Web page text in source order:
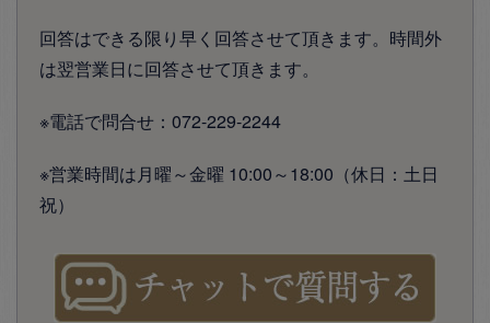
回答はできる限り早く回答させて頂きます。時間外
は翌営業日に回答させて頂きます。
※電話で問合せ：072-229-2244
※営業時間は月曜～金曜 10:00～18:00（休日：土日
祝）